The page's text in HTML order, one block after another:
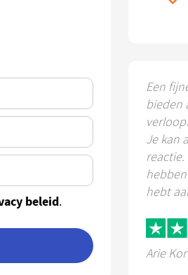
beleid.
Een
bieden
Je kan
hebt
Arie